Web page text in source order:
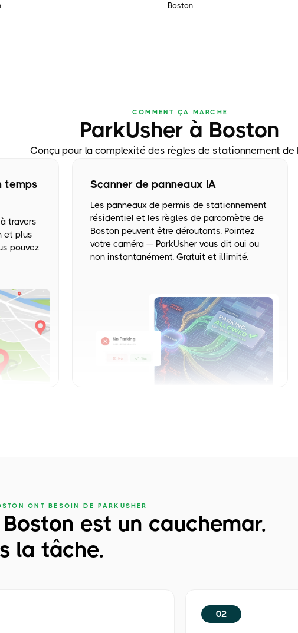
Boston
COMMENT ÇA MARCHE
ParkUsher à Boston
Conçu pour la complexité des règles de stationnement de
temps
travers
et plus
pouvez
Scanner de panneaux IA
Les panneaux de permis de stationnement
résidentiel et les règles de parcomètre de
Boston peuvent être déroutants. Pointez
votre caméra — ParkUsher vous dit oui ou
non instantanément. Gratuit et illimité.
ONT BESOIN DE PARKUSHER
est un cauchemar.
la tâche.
02